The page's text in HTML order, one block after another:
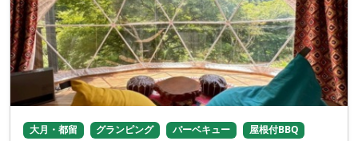
大月・都留 グランピング バーベキュー
屋根付BBQ